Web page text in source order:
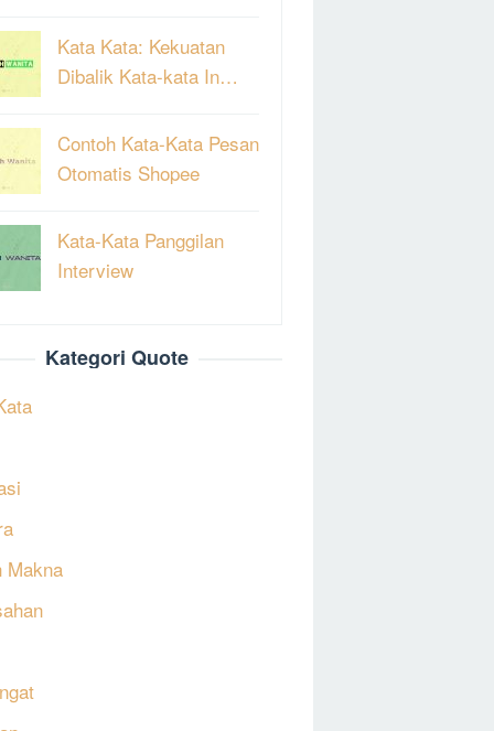
Kata Kata: Kekuatan
Dibalik Kata-kata In…
Contoh Kata-Kata Pesan
Otomatis Shopee
Kata-Kata Panggilan
Interview
Kategori Quote
Makna